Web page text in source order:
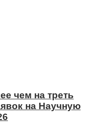
чем на треть
на Научную